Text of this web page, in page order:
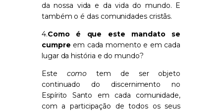
da nossa vida e da vida do mundo. E
também o é das comunidades cristãs.
4.Como é que este mandato se
cumpre em cada momento e em cada
lugar da história e do mundo?
Este como tem de ser objeto
continuado do discernimento no
Espírito Santo em cada comunidade,
com a participação de todos os seus